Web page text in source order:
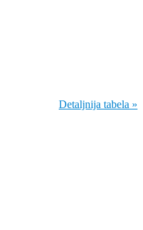
Detaljnija tabela »